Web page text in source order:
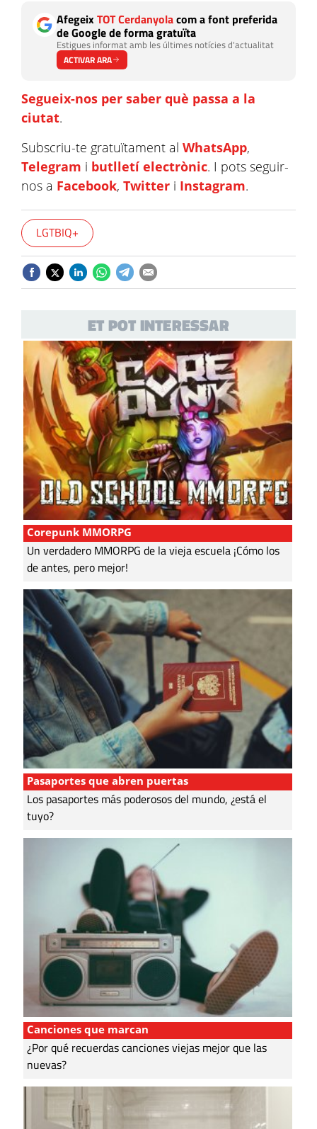
AfegeixTOT Cerdanyolacom a font preferida
de Google de forma gratuïta
Estigues informat amb les últimes notícies d'actualitat
ACTIVAR ARA
Segueix-nos per saber què passa a la
ciutat.
Subscriu-te gratuïtament al WhatsApp,
Telegram i butlletí electrònic. I pots seguir-
nos a Facebook, Twitter i Instagram.
LGTBIQ+
ET POT INTERESSAR
Corepunk MMORPG
Un verdadero MMORPG de la vieja escuela ¡Cómo los
de antes, pero mejor!
Pasaportes que abren puertas
Los pasaportes más poderosos del mundo, ¿está el
tuyo?
Canciones que marcan
¿Por qué recuerdas canciones viejas mejor que las
nuevas?